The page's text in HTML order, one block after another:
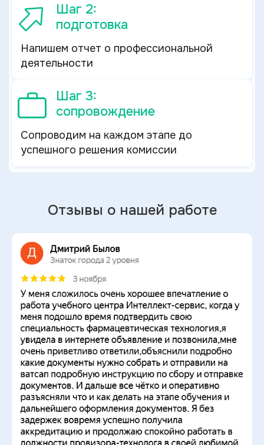
Шаг 2:
подготовка
Напишем отчет о профессиональной
деятельности
Шаг 3:
сопровождение
Сопроводим на каждом этапе до
успешного решения комиссии
Отзывы о нашей работе